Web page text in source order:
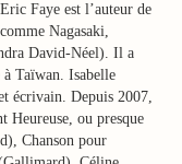
Faye est l’auteur de
Nagasaki,
David-Néel). Il a
à Taïwan. Isabelle
écrivain. Depuis 2007,
Heureuse, ou presque
Chanson pour